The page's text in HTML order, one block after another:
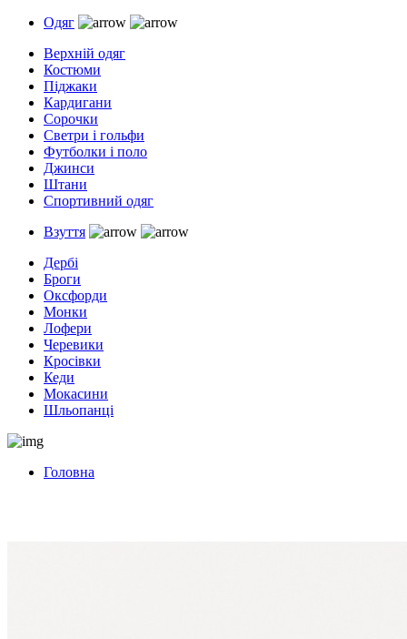
Одяг
Верхній одяг
Костюми
Піджаки
Кардигани
Сорочки
Светри і гольфи
Футболки і поло
Джинси
Штани
Спортивний одяг
Взуття
Дербі
Броги
Оксфорди
Монки
Лофери
Черевики
Кросівки
Кеди
Мокасини
Шльопанці
Головна